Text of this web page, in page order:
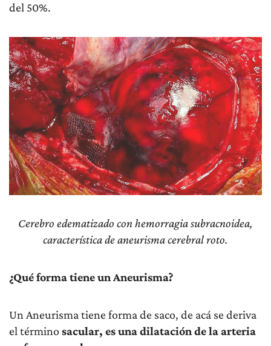
del 50%.
Cerebro edematizado con hemorragia subracnoidea,
característica de aneurisma cerebral roto.
¿Qué forma tiene un Aneurisma?
Un Aneurisma tiene forma de saco, de acá se deriva
el término sacular, es una dilatación de la arteria